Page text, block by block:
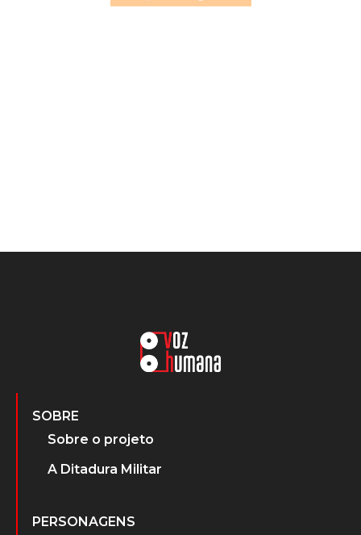
SOBRE
Sobre o projeto
A Ditadura Militar
PERSONAGENS